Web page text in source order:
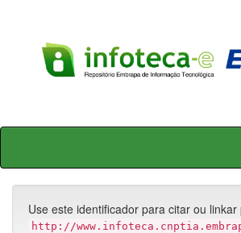
Skip
Use este identificador para citar ou
http://